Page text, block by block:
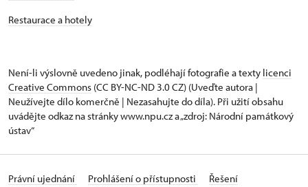
Restaurace a hotely
Není-li výslovně uvedeno jinak, podléhají fotografie a texty licenci
Creative Commons (CC BY-NC-ND 3.0 CZ) (Uveďte autora |
Neužívejte dílo komerčně | Nezasahujte do díla). Při užití obsahu
uvádějte odkaz na stránky www.npu.cz a „zdroj: Národní památkový
ústav“
Právní ujednání Prohlášení o přístupnosti
Řešení